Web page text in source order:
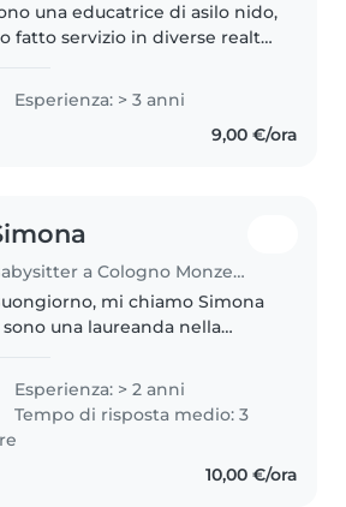
una educatrice di asilo nido,
fatto servizio in diverse realtà:
bambino ai centri accoglienza
per profughi grazie alla mia
esperienza scout. Mi piace..
Esperienza: > 3 anni
9,00 €/ora
Babysitter a Cologno Monzese
mi chiamo Simona
sono una laureanda nella
dell’educazione e della
formazione. Al momento sto
svolgendo attività di tirocinio
educatrice presso..
Esperienza: > 2 anni
Tempo di risposta medio: 3
10,00 €/ora